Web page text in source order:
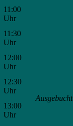
Ausgebucht
11:00
Uhr
11:30
Uhr
12:00
Uhr
12:30
Uhr
13:00
Uhr